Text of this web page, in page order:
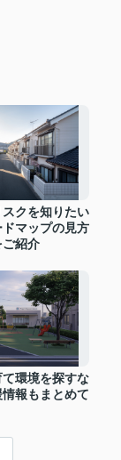
クを知りたい
マップの見方
ご紹介
環境を探すな
報もまとめて